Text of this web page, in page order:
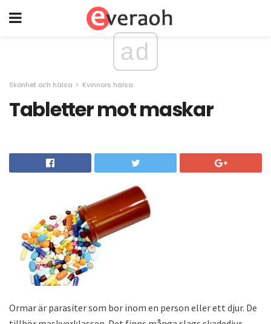
ad
Skönhet och hälsa Kvinnors hälsa
Tabletter mot maskar
Ormar är parasiter som bor inom en person eller ett djur. De